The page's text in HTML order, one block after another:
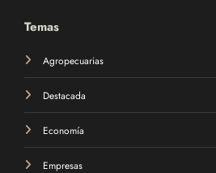
Temas
Agropecuarias
Destacada
Economía
Empresas